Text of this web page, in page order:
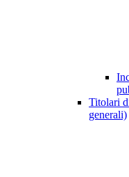
Titolari
generali)